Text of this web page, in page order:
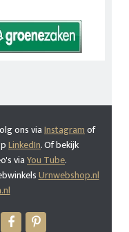
ons viaInstagramof
LinkedIn. Of bekijk
viaYou Tube.
Urnwebshop.nl